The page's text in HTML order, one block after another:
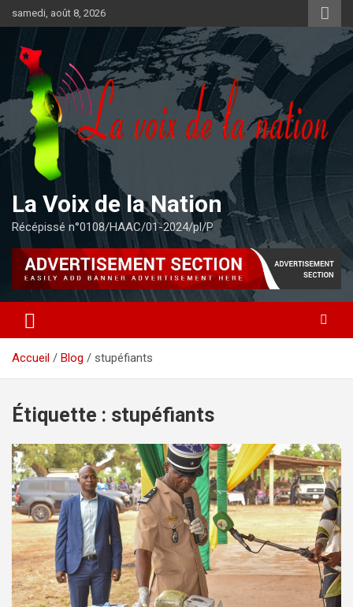
au
contenu
samedi, août 8, 2026
La Voix de la Nation
Récépissé n°0108/HAAC/01-2024/pl/P
Accueil Blog stupéfiants
Étiquette : stupéfiants